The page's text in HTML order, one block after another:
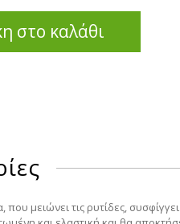
στο καλάθι
μειώνει τις ρυτίδες,